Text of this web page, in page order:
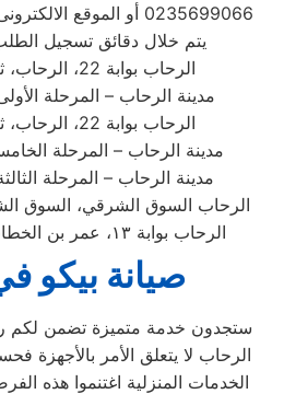
0235699066 أو الموقع
يتم خلال دقائق تسجيل
الرحاب بوابة 22، الرحاب، ثانى القاهرة الجديدة
مدينة الرحاب – المرحلة
الرحاب بوابة 22، الرحاب، ثانى القاهرة الجديدة
مدينة الرحاب – المرحلة
مدينة الرحاب – المرحلة
الرحاب السوق الشرقي، السوق
الرحاب بوابة ١٣، عمر بن الخطاب، ثانى القاهرة الجديدة
صيانة بيكو
ستجدون خدمة متميزة تضمن لكم
الرحاب لا يتعلق الأمر بالأجهزة
الخدمات المنزلية اغتنموا هذه